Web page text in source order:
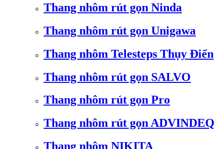
Thang nhôm rút gọn Ninda
Thang nhôm rút gọn Unigawa
Thang nhôm Telesteps Thụy Điển
Thang nhôm rút gọn SALVO
Thang nhôm rút gọn Pro
Thang nhôm rút gọn ADVINDEQ
Thang nhôm NIKITA